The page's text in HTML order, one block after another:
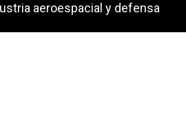
aeroespacial y defensa